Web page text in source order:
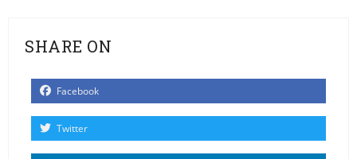
SHARE ON
Facebook
Twitter